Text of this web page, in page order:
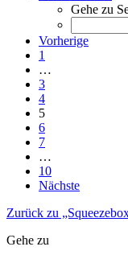
Gehe zu
Vorherige
1
…
3
4
5
6
7
…
10
Nächste
Zurück zu
Gehe zu